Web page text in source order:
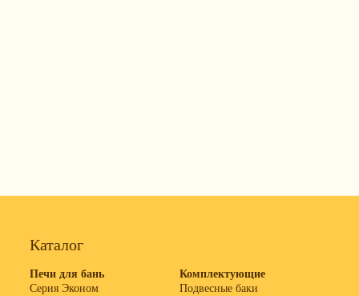
Каталог
Печи для бань
Серия Эконом
Комплектующие
Подвесные баки